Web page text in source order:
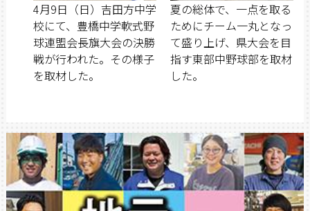
4月9日（日）吉田方中学
校にて、豊橋中学軟式野
球連盟会長旗大会の決勝
戦が行われた。その様子
を取材した。
夏の総体で、一点を取る
ためにチーム一丸となっ
て盛り上げ、県大会を目
指す東部中野球部を取材
した。